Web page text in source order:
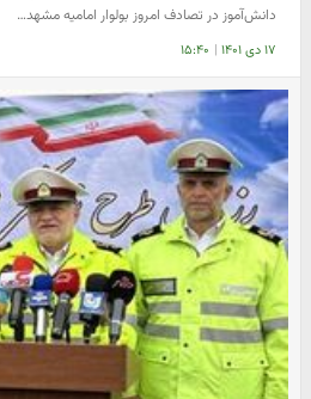
دانش‌آموز در تصادف امروز بولوار امامیه مشهد…
۱۷ دی ۱۴۰۱ | ۱۵:۴۰